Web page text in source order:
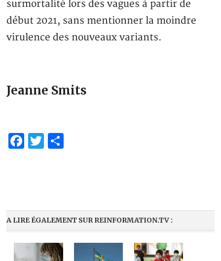
surmortalité lors des vagues à partir de
début 2021, sans mentionner la moindre
virulence des nouveaux variants.
Jeanne Smits
Facebook
Twitter
A LIRE ÉGALEMENT SUR REINFORMATION.TV :